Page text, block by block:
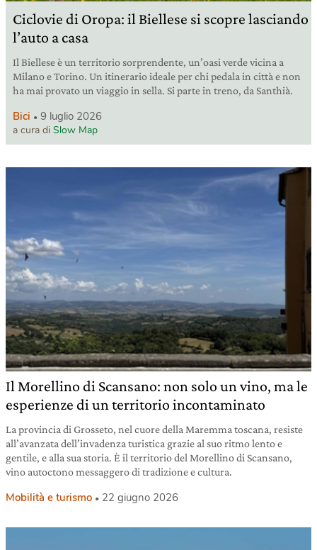
Ciclovie di Oropa: il Biellese si scopre lasciando
l’auto a casa
Il Biellese è un territorio sorprendente, un’oasi verde vicina a
Milano e Torino. Un itinerario ideale per chi pedala in città e non
ha mai provato un viaggio in sella. Si parte in treno, da Santhià.
Bici 9 luglio 2026
a cura di Slow Map
Il Morellino di Scansano: non solo un vino, ma le
esperienze di un territorio incontaminato
La provincia di Grosseto, nel cuore della Maremma toscana, resiste
all’avanzata dell’invadenza turistica grazie al suo ritmo lento e
gentile, e alla sua storia. È il territorio del Morellino di Scansano,
vino autoctono messaggero di tradizione e cultura.
Mobilità e turismo 22 giugno 2026